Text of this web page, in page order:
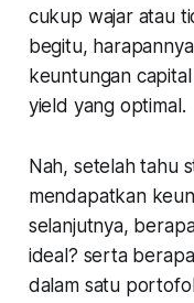
cukup wajar atau
begitu,
keuntungan
yield yang optimal.
Nah, setelah tahu
mendapatkan
selanjutnya,
ideal? serta
dalam satu